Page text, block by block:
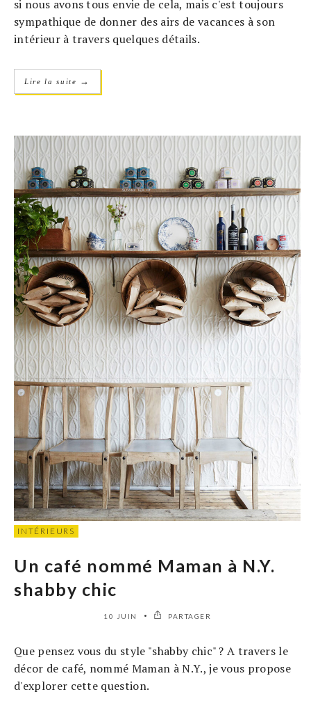
si nous avons tous envie de cela, mais c'est toujours
sympathique de donner des airs de vacances à son
intérieur à travers quelques détails.
Lire la suite →
INTÉRIEURS
Un café nommé Maman à N.Y.
shabby chic
10 JUIN PARTAGER
Que pensez vous du style "shabby chic" ? A travers le
décor de café, nommé Maman à N.Y., je vous propose
d'explorer cette question.